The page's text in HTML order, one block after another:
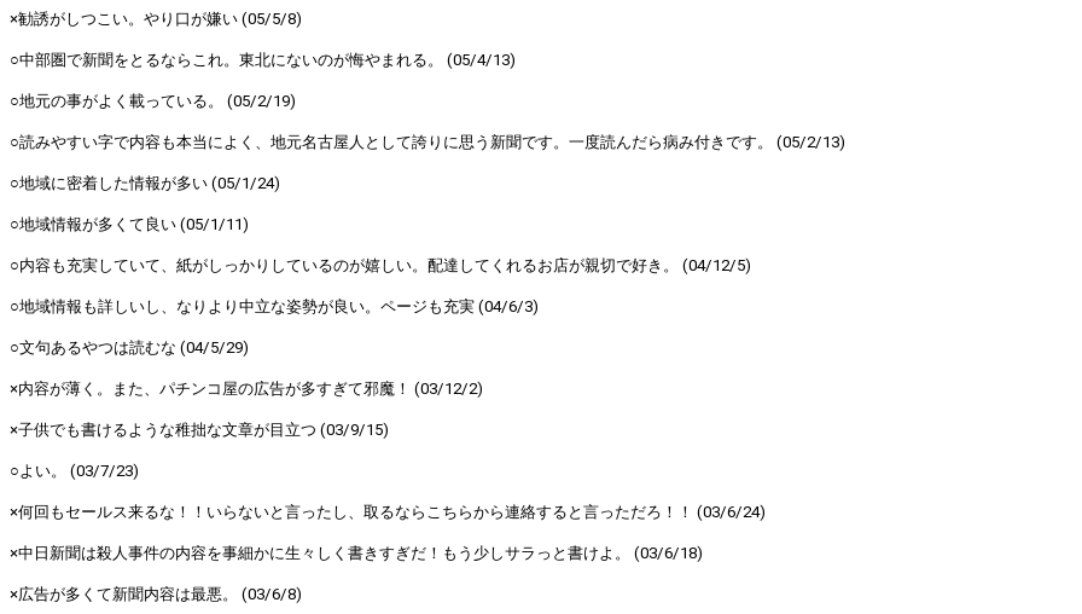
×勧誘がしつこい。やり口が嫌い (05/5/8)
○中部圏で新聞をとるならこれ。東北にないのが悔やまれる。 (05/4/13)
○地元の事がよく載っている。 (05/2/19)
○読みやすい字で内容も本当によく、地元名古屋人として誇りに思う新聞です。一度読んだら病み付きです。 (05/2/13)
○地域に密着した情報が多い (05/1/24)
○地域情報が多くて良い (05/1/11)
○内容も充実していて、紙がしっかりしているのが嬉しい。配達してくれるお店が親切で好き。 (04/12/5)
○地域情報も詳しいし、なりより中立な姿勢が良い。ページも充実 (04/6/3)
○文句あるやつは読むな (04/5/29)
×内容が薄く。また、パチンコ屋の広告が多すぎて邪魔！ (03/12/2)
×子供でも書けるような稚拙な文章が目立つ (03/9/15)
○よい。 (03/7/23)
×何回もセールス来るな！！いらないと言ったし、取るならこちらから連絡すると言っただろ！！ (03/6/24)
×中日新聞は殺人事件の内容を事細かに生々しく書きすぎだ！もう少しサラっと書けよ。 (03/6/18)
×広告が多くて新聞内容は最悪。 (03/6/8)